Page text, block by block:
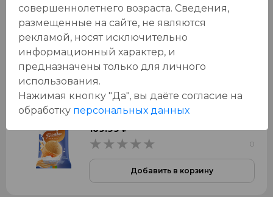
Добавить в корзину
Мороженое Вафельный стаканчик
"Коровка из Кореновки" пломбир крем-
брюле" 100гр. БЗМЖ
109.99 ₽
0
Добавить в корзину
совершеннолетнего возраста. Сведения,
размещенные на сайте, не являются
рекламой, носят исключительно
информационный характер, и
предназначены только для личного
использования.
Нажимая кнопку "Да", вы даёте cогласие на
обработку персональных данных